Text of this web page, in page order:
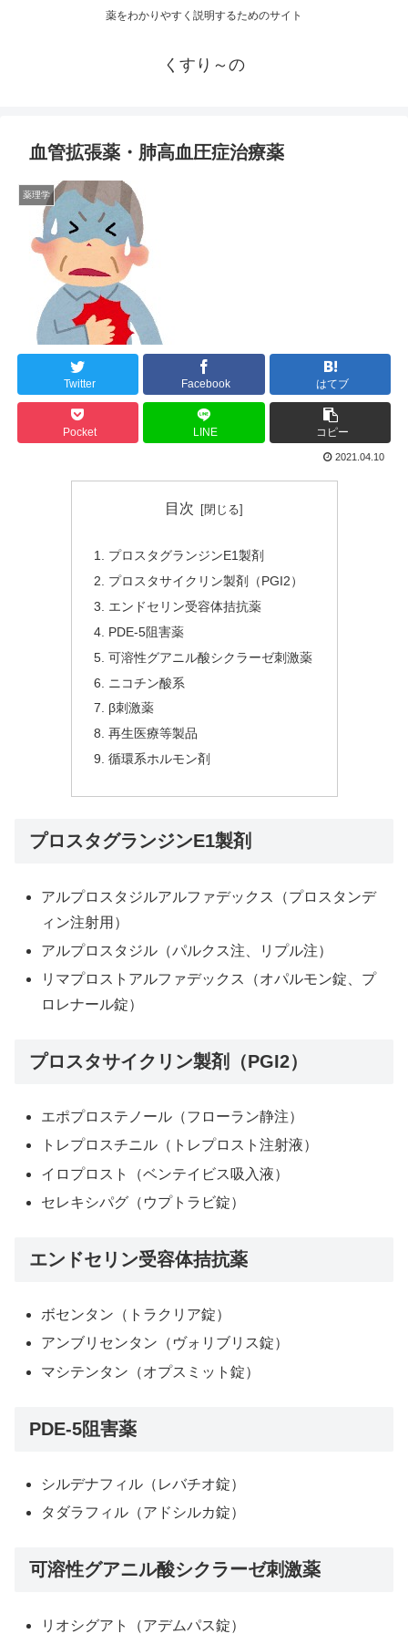
薬をわかりやすく説明するためのサイト
くすり～の
血管拡張薬・肺高血圧症治療薬
薬理学
Twitter Facebook はてブ
Pocket LINE コピー
2021.04.10
目次
プロスタグランジンE1製剤
プロスタサイクリン製剤（PGI2）
エンドセリン受容体拮抗薬
PDE-5阻害薬
可溶性グアニル酸シクラーゼ刺激薬
ニコチン酸系
β刺激薬
再生医療等製品
循環系ホルモン剤
プロスタグランジンE1製剤
アルプロスタジルアルファデックス（プロスタンデ
ィン注射用）
アルプロスタジル（パルクス注、リプル注）
リマプロストアルファデックス（オパルモン錠、プ
ロレナール錠）
プロスタサイクリン製剤（PGI2）
エポプロステノール（フローラン静注）
トレプロスチニル（トレプロスト注射液）
イロプロスト（ベンテイビス吸入液）
セレキシパグ（ウプトラビ錠）
エンドセリン受容体拮抗薬
ボセンタン（トラクリア錠）
アンブリセンタン（ヴォリブリス錠）
マシテンタン（オプスミット錠）
PDE-5阻害薬
シルデナフィル（レバチオ錠）
タダラフィル（アドシルカ錠）
可溶性グアニル酸シクラーゼ刺激薬
リオシグアト（アデムパス錠）